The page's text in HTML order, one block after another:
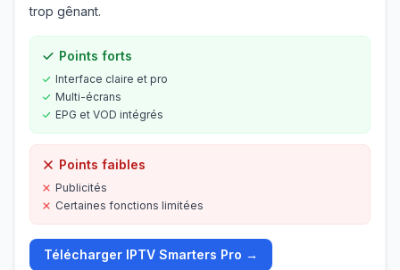
trop gênant.
Points forts
Interface claire et pro
Multi-écrans
EPG et VOD intégrés
Points faibles
Publicités
Certaines fonctions limitées
Télécharger IPTV Smarters Pro →